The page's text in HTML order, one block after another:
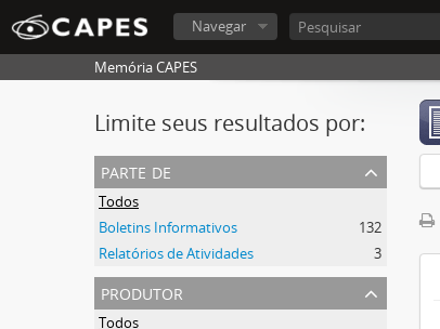
Navegar
Memória CAPES
Limite seus resultados por:
parte de
Todos
Boletins Informativos
132
Relatórios de Atividades
3
produtor
Todos